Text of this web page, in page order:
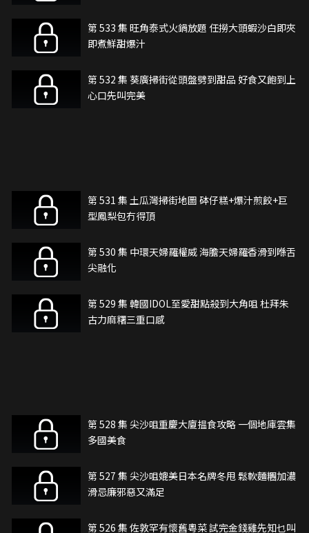
第 533 集 旺角泰式火鍋放題 任撈大頭蝦沙白即夾
即煮鮮甜爆汁
第 532 集 葵廣掃街從頭盤劈到甜品 好食又飽到上
心口先叫完美
第 531 集 土瓜灣掃街地圖 砵仔糕+爆汁煎餃+巨
型鳳梨包冇得頂
第 530 集 中環天婦羅權威 海膽天婦羅香滑到喺舌
尖融化
第 529 集 韓國IDOL至愛甜點殺到大角咀 杜拜朱
古力麻糬三重口感
第 528 集 尖沙咀重慶大廈揾食攻略 一個地庫雲集
多國美食
第 527 集 尖沙咀媲美日本名牌冬甩 鬆軟麵糰加濃
滑忌廉邪惡又滿足
第 526 集 佐敦罕有懷舊粵菜 試完金錢雞先知乜叫